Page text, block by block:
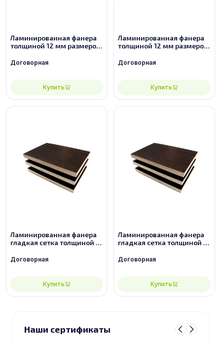
Ламинированная фанера
толщиной 12 мм размером
Договорная
Купить
Ламинированная фанера
толщиной 12 мм размером
Договорная
Купить
Ламинированная фанера
гладкая сетка толщиной 12
сорт 2/2
Договорная
Купить
Ламинированная фанера
гладкая сетка толщиной 12
сорт 3/3
Договорная
Купить
Наши сертификаты